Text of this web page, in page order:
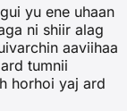
yu ene uhaan
ni shiir alag
aaviihaa
tumnii
horhoi yaj ard